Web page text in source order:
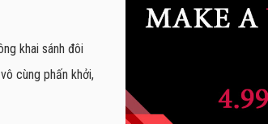
khai sánh đôi
cùng phấn khởi,